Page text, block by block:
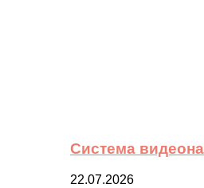
Система
22.07.2026